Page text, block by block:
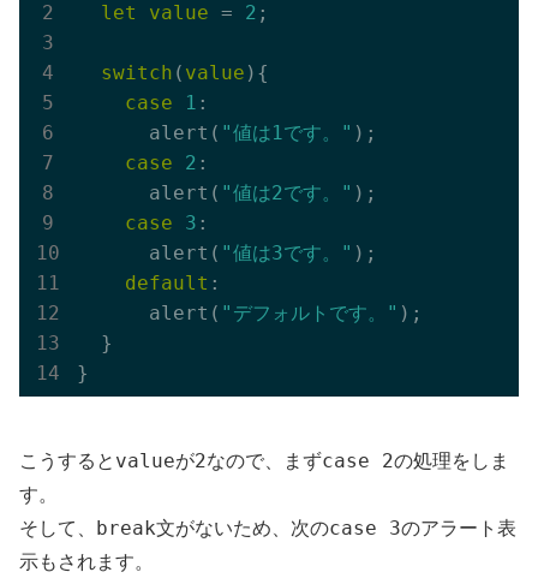
let
value = 2 ;
switch ( value ){
case
1 :
      alert(
"値は1です。" );
case
2 :
      alert(
"値は2です。" );
case
3 :
      alert(
"値は3です。" );
default :
      alert(
"デフォルトです。" );
  }
こうすると valueが2なので、まずcase 2の処理をしま
す。
そして、 break文がないため、次のcase 3のアラート表
示もされます。